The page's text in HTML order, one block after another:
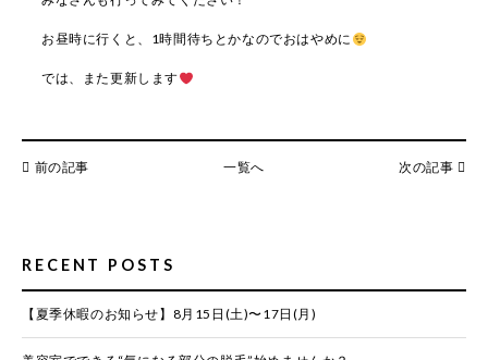
お昼時に行くと、1時間待ちとかなのでおはやめに
では、また更新します
前の記事 一覧へ 次の記事
RECENT POSTS
【夏季休暇のお知らせ】8月15日(土)〜17日(月)